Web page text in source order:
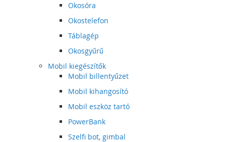
Okosóra
Okostelefon
Táblagép
Okosgyűrű
Mobil kiegészítők
Mobil billentyűzet
Mobil kihangosító
Mobil eszköz tartó
PowerBank
Szelfi bot, gimbal